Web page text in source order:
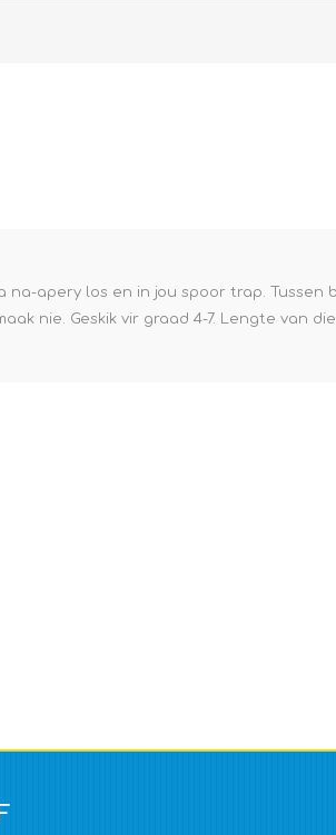
na-apery los en in jou spoor trap. Tussen
nie. Geskik vir graad 4-7. Lengte van